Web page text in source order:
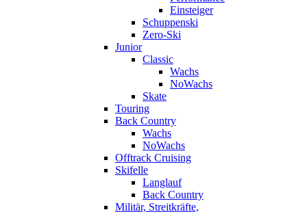
Einsteiger
Schuppenski
Zero-Ski
Junior
Classic
Wachs
NoWachs
Skate
Touring
Back Country
Wachs
NoWachs
Offtrack Cruising
Skifelle
Langlauf
Back Country
Militär, Streitkräfte,